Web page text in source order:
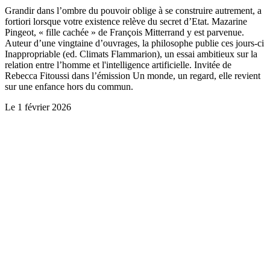
Grandir dans l’ombre du pouvoir oblige à se construire autrement, a
fortiori lorsque votre existence relève du secret d’Etat. Mazarine
Pingeot, « fille cachée » de François Mitterrand y est parvenue.
Auteur d’une vingtaine d’ouvrages, la philosophe publie ces jours-ci
Inappropriable (ed. Climats Flammarion), un essai ambitieux sur la
relation entre l’homme et l'intelligence artificielle. Invitée de
Rebecca Fitoussi dans l’émission Un monde, un regard, elle revient
sur une enfance hors du commun.
Le 1 février 2026